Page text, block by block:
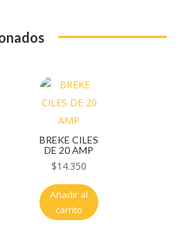
BREKE CILES
DE 20 AMP
$14.350
Añadir al
carrito